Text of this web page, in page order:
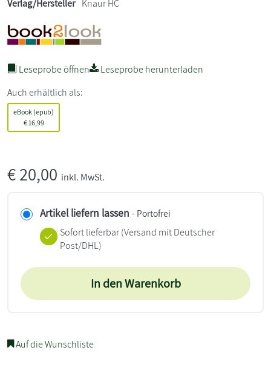
Verlag/Hersteller Knaur HC
Leseprobe öffnen
Leseprobe herunterladen
Auch erhältlich als:
eBook (epub)
€16,99
€20,00 inkl. MwSt.
Artikel liefern lassen - Portofrei
Sofort lieferbar(Versand mit Deutscher
Post/DHL)
In den Warenkorb
Auf die Wunschliste